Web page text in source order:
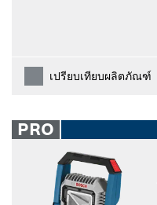
เปรียบเทียบผลิตภัณฑ์
PRO